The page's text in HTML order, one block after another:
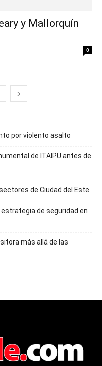
y Mallorquín
0
por violento asalto
de ITAIPU antes de
de Ciudad del Este
de seguridad en
más allá de las